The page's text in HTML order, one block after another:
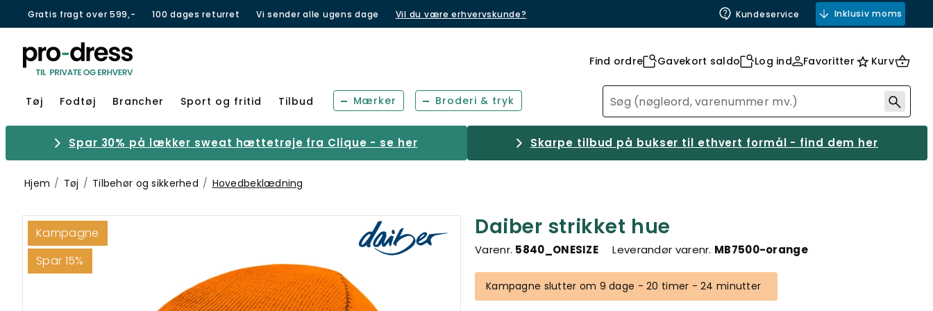
Gratis fragt over 599,- 100 dages returret Vi sender alle ugens dage Vil du være erhvervskunde? Kundeservice Inklusiv moms
Find ordre Gavekort saldo Log ind Favoritter Kurv
Tøj Fodtøj Brancher Sport og fritid Tilbud Mærker Broderi & tryk
Spar 30% på lækker sweat hættetrøje fra Clique - se her Skarpe tilbud på bukser til ethvert formål - find dem her
Hjem Tøj Tilbehør og sikkerhed Hovedbeklædning
Kampagne
Spar 15%
Daiber strikket hue
Varenr. 5840_ONESIZE Leverandør varenr. MB7500-orange
Kampagne slutter om 9 dage - 20 timer - 24 minutter